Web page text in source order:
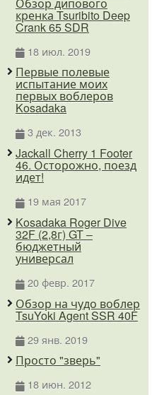
кренка Tsuribito Deep
Crank 65 SDR
18 июл. 2019
Первые полевые
испытание моих
первых воблеров
Kosadaka
3 дек. 2013
Jackall Cherry 1 Footer
46. Осторожно, поезд
идет!
19 мая 2017
Kosadaka Roger Dive
32F (2,8г) GT –
бюджетный
универсал
20 февр. 2017
Обзор на чудо воблер
TsuYoki Agent SSR 40F
29 янв. 2019
Просто "зверь"
18 июн. 2012